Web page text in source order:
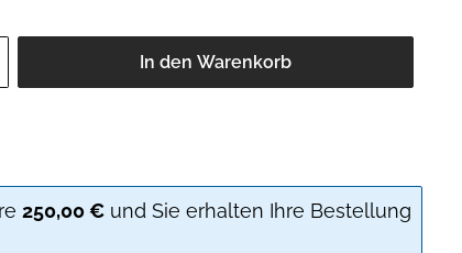
gewünschten Wert ein oder
In den Warenkorb
250,00 € und Sie erhalten Ihre Bestellung